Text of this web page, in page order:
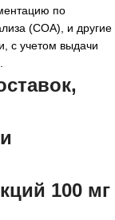
по
(COA), и другие
с учетом выдачи
100 мг